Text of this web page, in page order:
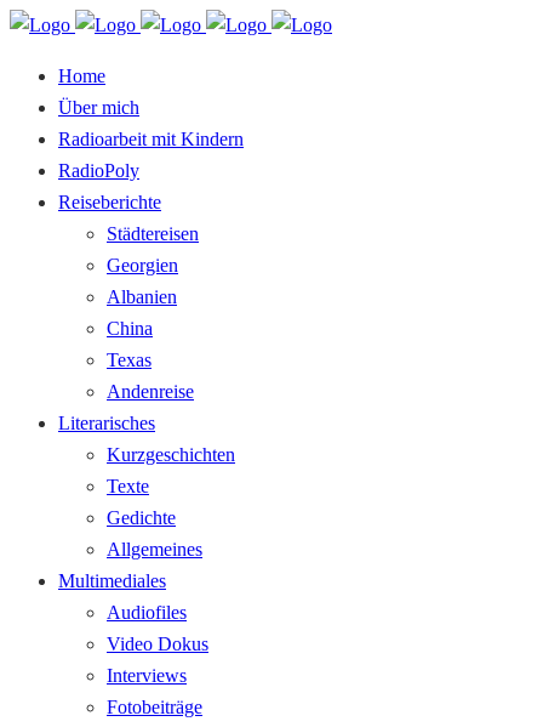
Home
Über mich
Radioarbeit mit Kindern
RadioPoly
Reiseberichte
Städtereisen
Georgien
Albanien
China
Texas
Andenreise
Literarisches
Kurzgeschichten
Texte
Gedichte
Allgemeines
Multimediales
Audiofiles
Video Dokus
Interviews
Fotobeiträge